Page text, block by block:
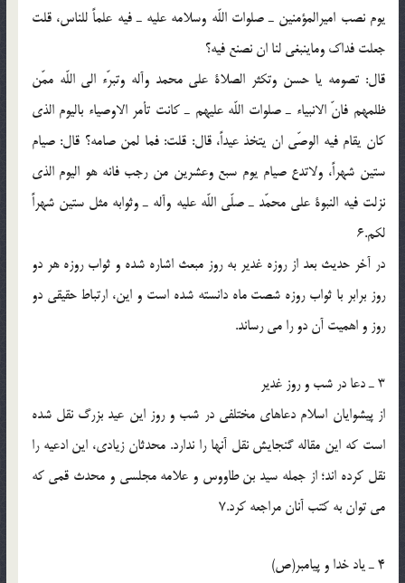
يوم نصب اميرالمؤمنين ـ صلوات اللّه وسلامه عليه ـ فيه علماً للناس، قلت
جعلت فداك وماينبغى لنا ان نصنع فيه؟
قال: تصومه يا حسن وتكثر الصلاة على محمد وآله وتبرّء الى اللّه ممّن
ظلمهم فانّ الانبياء ـ صلوات اللّه عليهم ـ كانت تأمر الاوصياء باليوم الذى
كان يقام فيه الوصّى ان يتخذ عيداً، قال: قلت: فما لمن صامه؟ قال: صيام
ستين شهراً، ولاتدع صيام يوم سبع وعشرين من رجب فانه هو اليوم الذى
نزلت فيه النبوة على محمّد ـ صلّى اللّه عليه وآله ـ وثوابه مثل ستين شهراً
لكم.6
در آخر حديث بعد از روزه غدير به روز مبعث اشاره شده و ثواب روزه هر دو
روز برابر با ثواب روزه شصت ماه دانسته شده است و اين، ارتباط حقيقى دو
روز و اهميت آن دو را مى رساند.
3 ـ دعا در شب و روز غدير
از پيشوايان اسلام دعاهاى مختلفى در شب و روز اين عيد بزرگ نقل شده
است كه اين مقاله گنجايش نقل آنها را ندارد. محدثان زيادى، اين ادعيه را
نقل كرده اند؛ از جمله سيد بن طاووس و علامه مجلسى و محدث قمى كه
مى توان به كتب آنان مراجعه كرد.7
4 ـ ياد خدا و پيامبر(ص)